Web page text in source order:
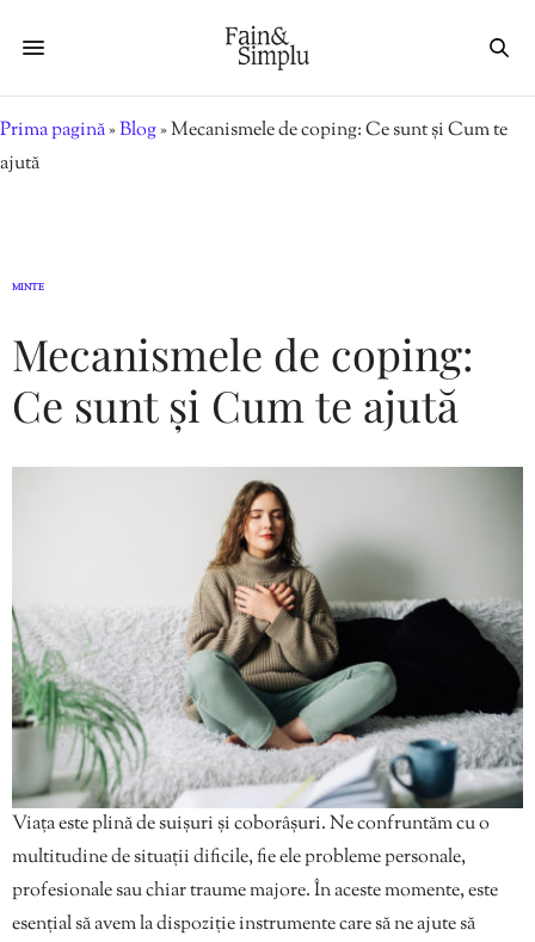
Prima pagină»Blog»Mecanismele de coping: Ce sunt și Cum te
ajută
MINTE
Mecanismele de coping:
Ce sunt și Cum te ajută
Viața este plină de suișuri și coborâșuri. Ne confruntăm cu o
multitudine de situații dificile, fie ele probleme personale,
profesionale sau chiar traume majore. În aceste momente, este
esențial să avem la dispoziție instrumente care să ne ajute să